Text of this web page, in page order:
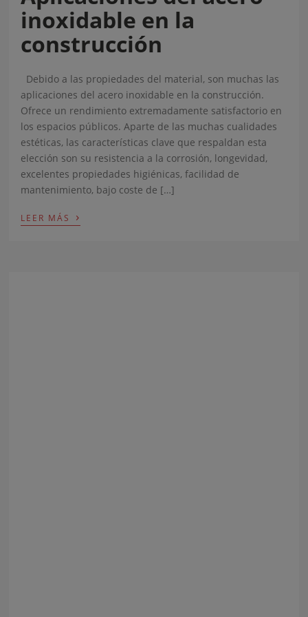
inoxidable en la
construcción
Debido a las propiedades del material, son muchas las
aplicaciones del acero inoxidable en la construcción.
Ofrece un rendimiento extremadamente satisfactorio en
los espacios públicos. Aparte de las muchas cualidades
estéticas, las características clave que respaldan esta
elección son su resistencia a la corrosión, longevidad,
excelentes propiedades higiénicas, facilidad de
mantenimiento, bajo coste de […]
LEER MÁS ›